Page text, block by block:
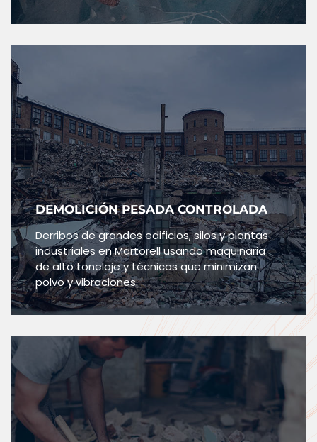
DEMOLICIÓN PESADA CONTROLADA
Derribos de grandes edificios, silos y plantas
industriales en Martorell usando maquinaria
de alto tonelaje y técnicas que minimizan
polvo y vibraciones.